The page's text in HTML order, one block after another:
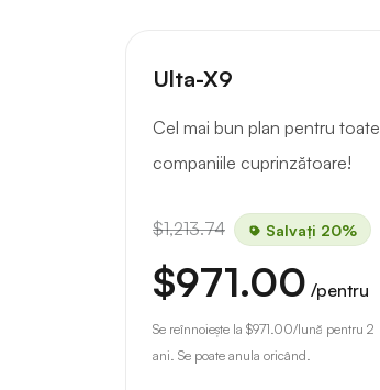
Ulta-X9
Cel mai bun plan pentru toate
companiile cuprinzătoare!
$1,213.74 Salvați 20%
$971.00 /pentru
Se reînnoiește la $971.00/lună pentru 2
ani. Se poate anula oricând.